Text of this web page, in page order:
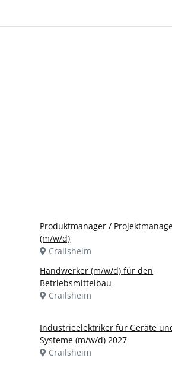
Produktmanager /
(m/w/d)
Crailsheim
Handwerker (m/w/d) für den
Betriebsmittelbau
Crailsheim
Industrieelektriker für Geräte
Systeme (m/w/d) 2027
Crailsheim